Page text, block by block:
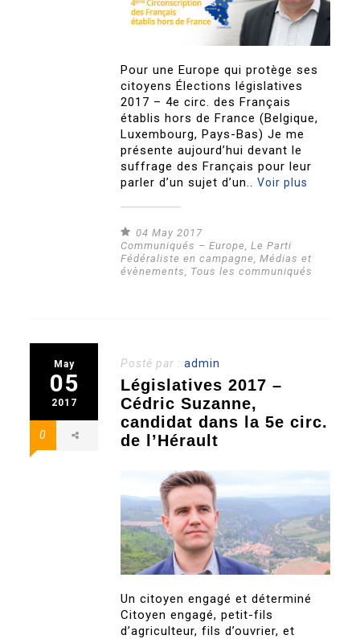
Pour une Europe qui protège ses
citoyens Élections législatives
2017 – 4e circ. des Français
établis hors de France (Belgique,
Luxembourg, Pays-Bas) Je me
présente aujourd’hui devant le
suffrage des Français pour leur
parler d’un sujet d’un..Voir plus
04 May 2017
Communiqués – Europe ,Le Parti
Fédéraliste en campagne ,Médias et
évènements
Tous les communiqués
May
05
2017
0
Posté par :admin
Législatives 2017 –
Cédric Suzanne,
candidat dans la 5e circ.
de l’Hérault
Un citoyen engagé et déterminé
Citoyen engagé, petit-fils
d’agriculteur, fils d’ouvrier, et